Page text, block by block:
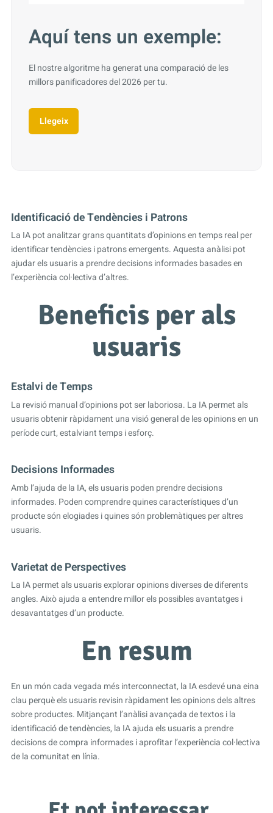
Aquí tens un exemple:
El nostre algoritme ha generat una comparació de les
millors panificadores del 2026 per tu.
Llegeix
Identificació de Tendències i Patrons
La IA pot analitzar grans quantitats d’opinions en temps real per
identificar tendències i patrons emergents. Aquesta anàlisi pot
ajudar els usuaris a prendre decisions informades basades en
l’experiència col·lectiva d’altres.
Beneficis per als
usuaris
Estalvi de Temps
La revisió manual d’opinions pot ser laboriosa. La IA permet als
usuaris obtenir ràpidament una visió general de les opinions en un
període curt, estalviant temps i esforç.
Decisions Informades
Amb l’ajuda de la IA, els usuaris poden prendre decisions
informades. Poden comprendre quines característiques d’un
producte són elogiades i quines són problemàtiques per altres
usuaris.
Varietat de Perspectives
La IA permet als usuaris explorar opinions diverses de diferents
angles. Això ajuda a entendre millor els possibles avantatges i
desavantatges d’un producte.
En resum
En un món cada vegada més interconnectat, la IA esdevé una eina
clau perquè els usuaris revisin ràpidament les opinions dels altres
sobre productes. Mitjançant l’anàlisi avançada de textos i la
identificació de tendències, la IA ajuda els usuaris a prendre
decisions de compra informades i aprofitar l’experiència col·lectiva
de la comunitat en línia.